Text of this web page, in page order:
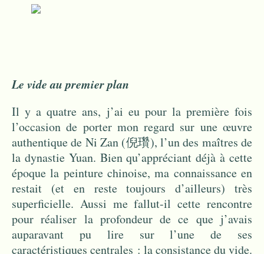
Le vide au premier plan
Il y a quatre ans, j’ai eu pour la première fois
l’occasion de porter mon regard sur une œuvre
authentique de Ni Zan (倪瓚), l’un des maîtres de
la dynastie Yuan. Bien qu’appréciant déjà à cette
époque la peinture chinoise, ma connaissance en
restait (et en reste toujours d’ailleurs) très
superficielle. Aussi me fallut-il cette rencontre
pour réaliser la profondeur de ce que j’avais
auparavant pu lire sur l’une de ses
caractéristiques centrales : la consistance du vide.